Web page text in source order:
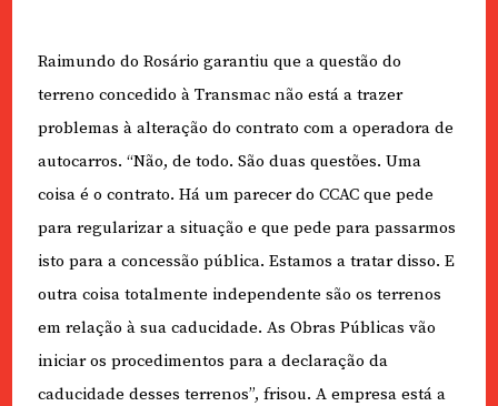
Raimundo do Rosário garantiu que a questão do
terreno concedido à Transmac não está a trazer
problemas à alteração do contrato com a operadora de
autocarros. “Não, de todo. São duas questões. Uma
coisa é o contrato. Há um parecer do CCAC que pede
para regularizar a situação e que pede para passarmos
isto para a concessão pública. Estamos a tratar disso. E
outra coisa totalmente independente são os terrenos
em relação à sua caducidade. As Obras Públicas vão
iniciar os procedimentos para a declaração da
caducidade desses terrenos”, frisou. A empresa está a